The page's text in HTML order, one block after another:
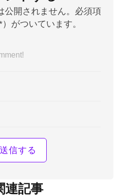
公開されません。必須項
がついています。
連記事